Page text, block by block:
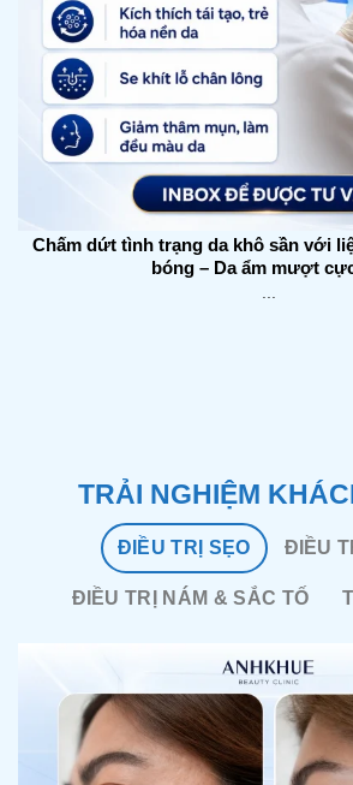
Chấm dứt tình trạng da khô sần với
bóng – Da ẩm mượt
...
TRẢI NGHIỆM
ĐIỀU TRỊ SẸO ĐIỀU
ĐIỀU TRỊ NÁM & SẮC TỐ